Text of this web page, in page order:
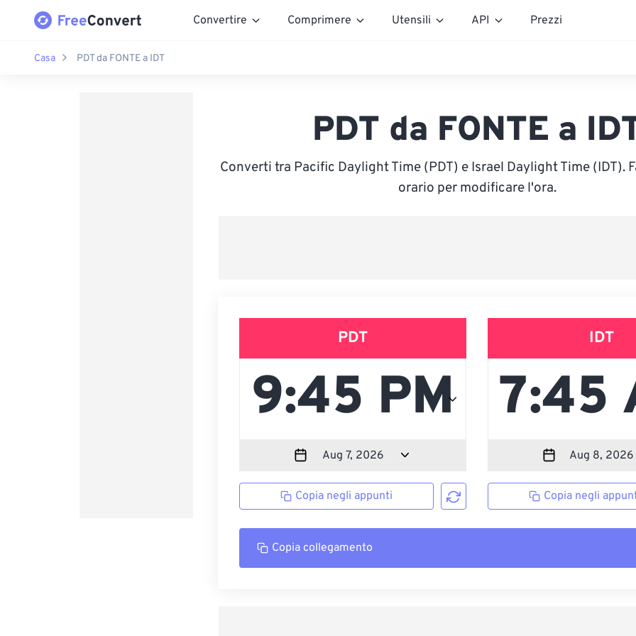
Convertire Comprimere Utensili API Prezzi
Casa PDT da FONTE a IDT
PDT da FONTE a
Converti tra Pacific Daylight Time (PDT) e Israel Daylight Time (IDT).
orario per modificare l'ora.
PDT
Copia negli appunti
IDT
Copia negli
Copia collegamento